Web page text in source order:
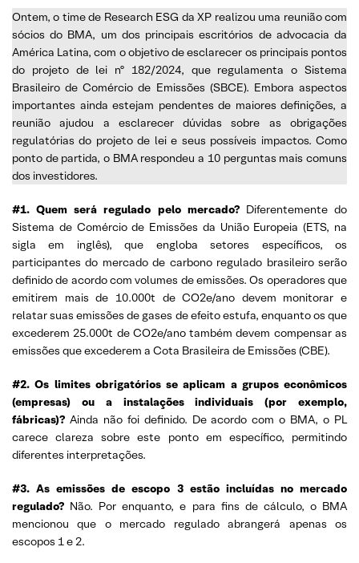
Ontem, o time de Research ESG da XP realizou uma reunião com
sócios do BMA, um dos principais escritórios de advocacia da
América Latina, com o objetivo de esclarecer os principais pontos
do projeto de lei nº 182/2024, que regulamenta o Sistema
Brasileiro de Comércio de Emissões (SBCE). Embora aspectos
importantes ainda estejam pendentes de maiores definições, a
reunião ajudou a esclarecer dúvidas sobre as obrigações
regulatórias do projeto de lei e seus possíveis impactos. Como
ponto de partida, o BMA respondeu a 10 perguntas mais comuns
dos investidores.
#1. Quem será regulado pelo mercado? Diferentemente do
Sistema de Comércio de Emissões da União Europeia (ETS, na
sigla em inglês), que engloba setores específicos, os
participantes do mercado de carbono regulado brasileiro serão
definido de acordo com volumes de emissões. Os operadores que
emitirem mais de 10.000t de CO2e/ano devem monitorar e
relatar suas emissões de gases de efeito estufa, enquanto os que
excederem 25.000t de CO2e/ano também devem compensar as
emissões que excederem a Cota Brasileira de Emissões (CBE).
#2. Os limites obrigatórios se aplicam a grupos econômicos
(empresas) ou a instalações individuais (por exemplo,
fábricas)? Ainda não foi definido. De acordo com o BMA, o PL
carece clareza sobre este ponto em específico, permitindo
diferentes interpretações.
#3. As emissões de escopo 3 estão incluídas no mercado
regulado? Não. Por enquanto, e para fins de cálculo, o BMA
mencionou que o mercado regulado abrangerá apenas os
escopos 1 e 2.